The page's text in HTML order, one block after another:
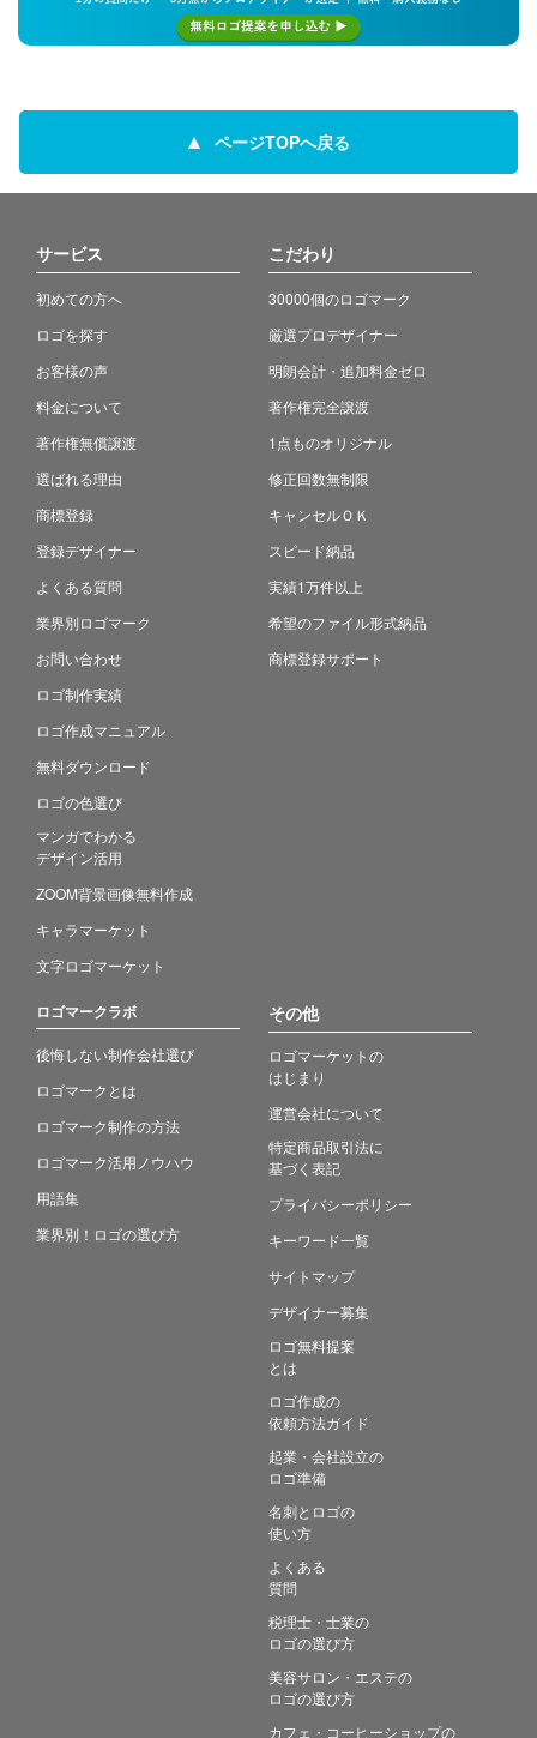
ページTOPへ戻る
サービス
初めての方へ
ロゴを探す
お客様の声
料金について
著作権無償譲渡
選ばれる理由
商標登録
登録デザイナー
よくある質問
業界別ロゴマーク
お問い合わせ
ロゴ制作実績
ロゴ作成マニュアル
無料ダウンロード
ロゴの色選び
マンガでわかる
デザイン活用
ZOOM背景画像無料作成
キャラマーケット
文字ロゴマーケット
こだわり
30000個のロゴマーク
厳選プロデザイナー
明朗会計・追加料金ゼロ
著作権完全譲渡
1点ものオリジナル
修正回数無制限
キャンセルＯＫ
スピード納品
実績1万件以上
希望のファイル形式納品
商標登録サポート
ロゴマークラボ
後悔しない制作会社選び
ロゴマークとは
ロゴマーク制作の方法
ロゴマーク活用ノウハウ
用語集
業界別！ロゴの選び方
その他
ロゴマーケットの
はじまり
運営会社について
特定商品取引法に
基づく表記
プライバシーポリシー
キーワード一覧
サイトマップ
デザイナー募集
ロゴ無料提案
とは
ロゴ作成の
依頼方法ガイド
起業・会社設立の
ロゴ準備
名刺とロゴの
使い方
よくある
質問
税理士・士業の
ロゴの選び方
美容サロン・エステの
ロゴの選び方
カフェ・コーヒーショップの